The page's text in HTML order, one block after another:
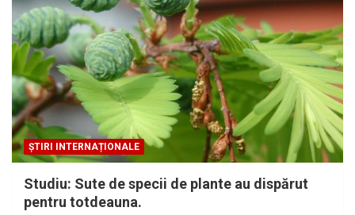
ȘTIRI INTERNAȚIONALE
Studiu: Sute de specii de plante au dispărut
pentru totdeauna.